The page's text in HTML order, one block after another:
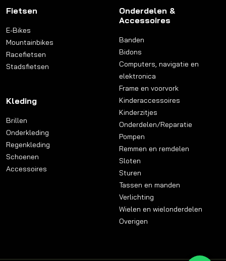
Fietsen
E-Bikes
Mountainbikes
Racefietsen
Stadsfietsen
Kleding
Brillen
Onderkleding
Regenkleding
Schoenen
Accessoires
Onderdelen &
Accessoires
Banden
Bidons
Computers, navigatie en
elektronica
Frame en voorvork
Kinderaccessoires
Kinderzitjes
Onderdelen/Reparatie
Pompen
Remmen en remdelen
Sloten
Sturen
Tassen en manden
Verlichting
Wielen en wielonderdelen
Overigen